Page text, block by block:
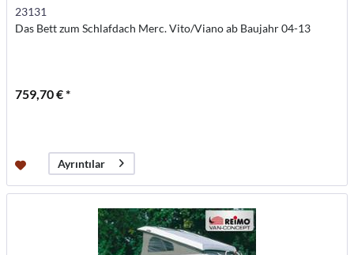
23131
Das Bett zum Schlafdach Merc. Vito/Viano ab Baujahr 04-13
759,70 € *
Ayrıntılar